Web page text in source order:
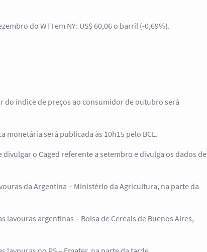
do WTI em NY: US$ 60,06 o barril (-0,69%).
do índice de preços ao consumidor de outubro será
monetária será publicada às 10h15 pelo BCE.
o Caged referente a setembro e divulga os dados de
da Argentina – Ministério da Agricultura, na parte da
lavouras argentinas – Bolsa de Cereais de Buenos Aires,